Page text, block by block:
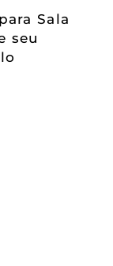
Sala
seu